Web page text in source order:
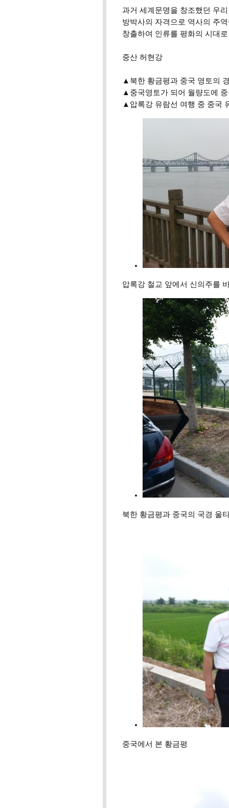
과거 세계문명을 창조했던 우
방박사의 자격으로 역사의 주
창출하여 인류를 평화의 시대
중산 허현강
▲북한 황금평과 중국 영토의
▲중국영토가 되어 월량도에
▲압록강 유람선 여행 중 중국
압록강 철교 앞에서 신의주를
북한 황금평과 중국의 국경 울
중국에서 본 황금평